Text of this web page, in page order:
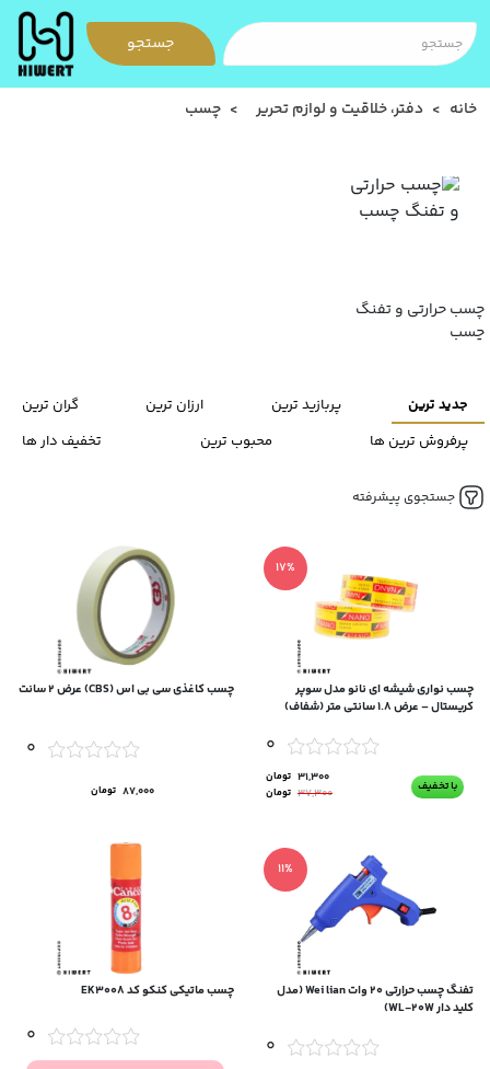
جستجو
خانه دفتر، خلاقیت و لوازم تحریر چسب
چسب حرارتی و تفنگ
چسب
جستجوی پیشرفته
جدید ترین پربازید ترین ارزان ترین
گران ترین
پرفروش ترین ها
محبوب ترین تخفیف دار ها
چسب نواری شیشه‌ ای نانو مدل سوپر
کریستال – عرض ۱.۸ سانتی‌ متر (شفاف)
17%
0
با تخفیف 31,300 تومان
37,300 تومان
چسب کاغذی سی بی اس (CBS) عرض ۲ سانت
0
87,000 تومان
تفنگ چسب حرارتی ۲۰ وات Wei lian (مدل
کلید دار WL-20W)
11%
0
چسب ماتیکی کنکو کد EK3008
0